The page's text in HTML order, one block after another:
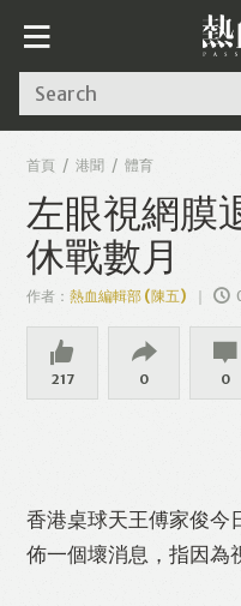
Search
首頁 港聞 體育
左眼視網
休戰數月
作者：熱血編輯部 (陳五)
217 0 0
香港桌球天王傅家俊今
佈一個壞消息，指因為